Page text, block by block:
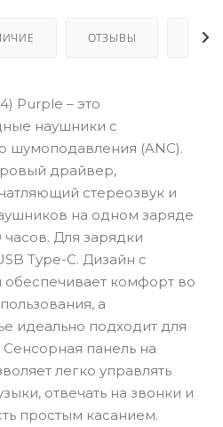
ОТЗЫВЫ КАК
Purple – это
наушники с
шумоподавления (ANC).
драйвер,
стереозвук и
на одном заряде
часов. Для зарядки
Type-C. Дизайн с
комфорт во
а
идеально подходит для
панель на
легко управлять
отвечать на звонки и
простым касанием.